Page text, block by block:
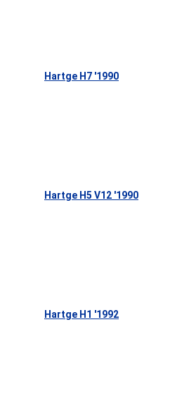
Hartge H7 '1990
Hartge H5 V12 '1990
Hartge H1 '1992